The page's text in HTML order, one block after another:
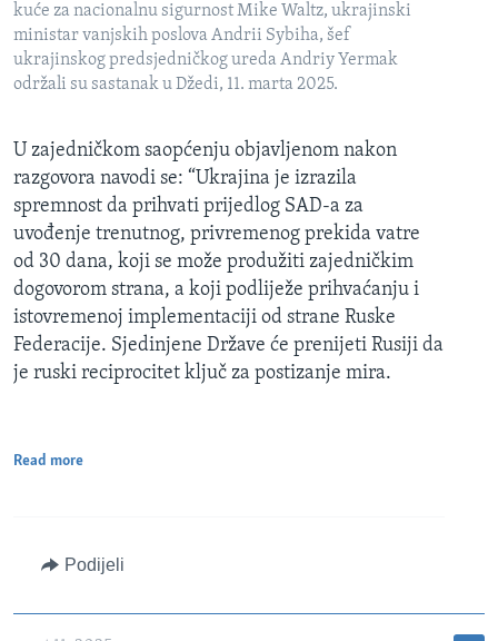
kuće za nacionalnu sigurnost Mike Waltz, ukrajinski
ministar vanjskih poslova Andrii Sybiha, šef
ukrajinskog predsjedničkog ureda Andriy Yermak
održali su sastanak u Džedi, 11. marta 2025.
U zajedničkom saopćenju objavljenom nakon
razgovora navodi se: “Ukrajina je izrazila
spremnost da prihvati prijedlog SAD-a za
uvođenje trenutnog, privremenog prekida vatre
od 30 dana, koji se može produžiti zajedničkim
dogovorom strana, a koji podliježe prihvaćanju i
istovremenoj implementaciji od strane Ruske
Federacije. Sjedinjene Države će prenijeti Rusiji da
je ruski reciprocitet ključ za postizanje mira.
Read more
Podijeli